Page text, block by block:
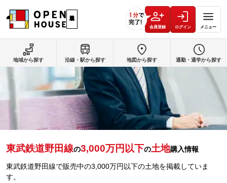
会員登録 ログイン メニュー
東武鉄道野田線の3,000万円以下の土地購入情報
東武鉄道野田線で販売中の3,000万円以下の土地を掲載していま
す。
地域から探す 沿線・駅から探す 地図から探す 通勤・通学から探す